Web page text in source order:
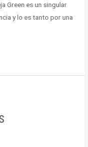
Green es un singular
y lo es tanto por una